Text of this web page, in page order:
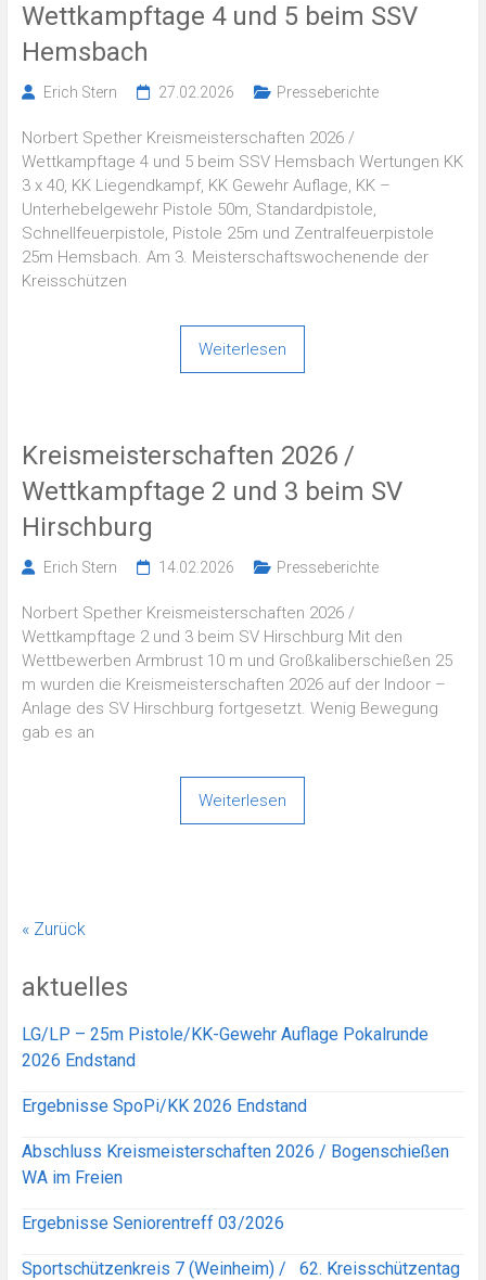
Wettkampftage 4 und 5 beim SSV
Hemsbach
Erich Stern 27.02.2026 Presseberichte
Norbert Spether Kreismeisterschaften 2026 /
Wettkampftage 4 und 5 beim SSV Hemsbach Wertungen KK
3 x 40, KK Liegendkampf, KK Gewehr Auflage, KK –
Unterhebelgewehr Pistole 50m, Standardpistole,
Schnellfeuerpistole, Pistole 25m und Zentralfeuerpistole
25m Hemsbach. Am 3. Meisterschaftswochenende der
Kreisschützen
Weiterlesen
Kreismeisterschaften 2026 /
Wettkampftage 2 und 3 beim SV
Hirschburg
Erich Stern 14.02.2026 Presseberichte
Norbert Spether Kreismeisterschaften 2026 /
Wettkampftage 2 und 3 beim SV Hirschburg Mit den
Wettbewerben Armbrust 10 m und Großkaliberschießen 25
m wurden die Kreismeisterschaften 2026 auf der Indoor –
Anlage des SV Hirschburg fortgesetzt. Wenig Bewegung
gab es an
Weiterlesen
« Zurück
aktuelles
LG/LP – 25m Pistole/KK-Gewehr Auflage Pokalrunde
2026 Endstand
Ergebnisse SpoPi/KK 2026 Endstand
Abschluss Kreismeisterschaften 2026 / Bogenschießen
WA im Freien
Ergebnisse Seniorentreff 03/2026
Sportschützenkreis 7 (Weinheim) / 62. Kreisschützentag